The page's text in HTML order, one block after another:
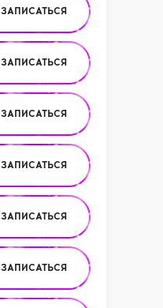
ЗАПИСАТЬСЯ
ЗАПИСАТЬСЯ
ЗАПИСАТЬСЯ
ЗАПИСАТЬСЯ
ЗАПИСАТЬСЯ
ЗАПИСАТЬСЯ